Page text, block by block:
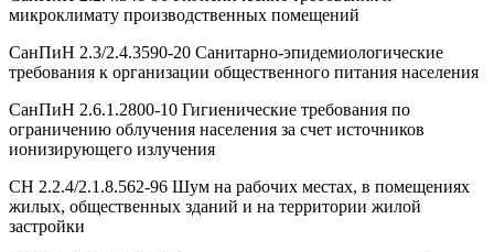
микроклимату производственных помещений
СанПиН 2.3/2.4.3590-20 Санитарно-эпидемиологические
требования к организации общественного питания населения
СанПиН 2.6.1.2800-10 Гигиенические требования по
ограничению облучения населения за счет источников
ионизирующего излучения
СН 2.2.4/2.1.8.562-96 Шум на рабочих местах, в помещениях
жилых, общественных зданий и на территории жилой
застройки